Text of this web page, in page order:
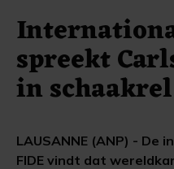
spreekt
in schaakrel
LAUSANNE (ANP) - De
FIDE vindt dat